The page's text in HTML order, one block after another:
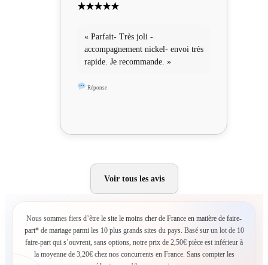
★★★★★
« Parfait- Très joli -
accompagnement nickel- envoi très
rapide. Je recommande. »
Réponse
Voir tous les avis
Nous sommes fiers d’être le site le moins cher de France en matière de faire-
part*de mariage parmi les 10 plus grands sites du pays. Basé sur un lot de 10
faire-part qui s’ouvrent, sans options, notre prix de 2,50€ pièce est inférieur à
la moyenne de 3,20€ chez nos concurrents en France. Sans compter les